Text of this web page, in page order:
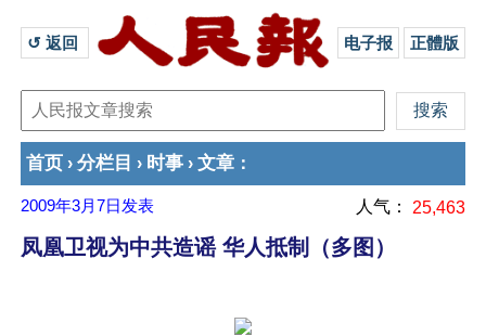
↺ 返回 电子报 正體版
首页 › 分栏目 › 时事 › 文章 ：
2009年3月7日 发表 人气： 25,463
凤凰卫视为中共造谣 华人抵制（多图）